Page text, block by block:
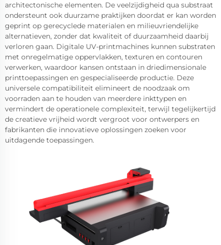
architectonische elementen. De veelzijdigheid qua substraat
ondersteunt ook duurzame praktijken doordat er kan worden
geprint op gerecyclede materialen en milieuvriendelijke
alternatieven, zonder dat kwaliteit of duurzaamheid daarbij
verloren gaan. Digitale UV-printmachines kunnen substraten
met onregelmatige oppervlakken, texturen en contouren
verwerken, waardoor kansen ontstaan in driedimensionale
printtoepassingen en gespecialiseerde productie. Deze
universele compatibiliteit elimineert de noodzaak om
voorraden aan te houden van meerdere inkttypen en
vermindert de operationele complexiteit, terwijl tegelijkertijd
de creatieve vrijheid wordt vergroot voor ontwerpers en
fabrikanten die innovatieve oplossingen zoeken voor
uitdagende toepassingen.